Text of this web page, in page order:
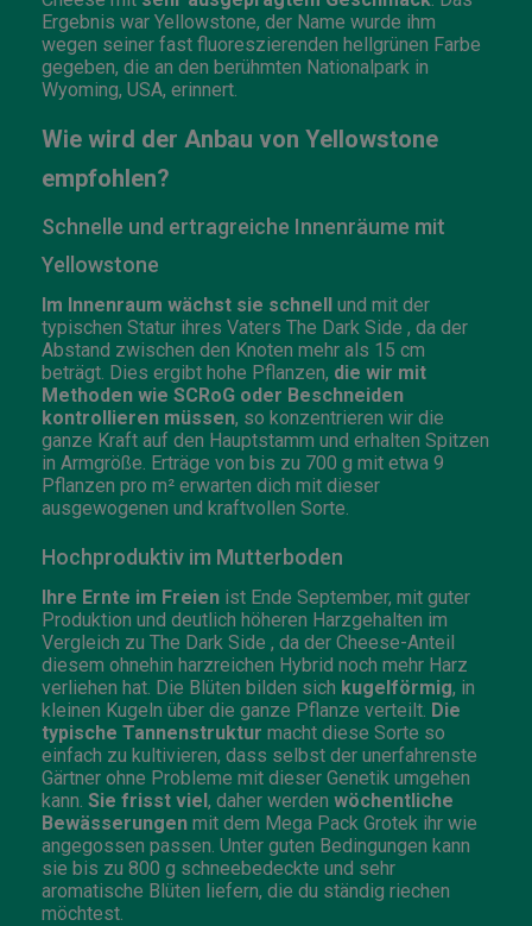
Ergebnis war Yellowstone, der Name wurde ihm
wegen seiner fast fluoreszierenden hellgrünen Farbe
gegeben, die an den berühmten Nationalpark in
Wyoming, USA, erinnert.
Wie wird der Anbau von Yellowstone
empfohlen?
Schnelle und ertragreiche Innenräume mit
Yellowstone
Im Innenraum wächst sie schnell und mit der
typischen Statur ihres Vaters The Dark Side , da der
Abstand zwischen den Knoten mehr als 15 cm
beträgt. Dies ergibt hohe Pflanzen, die wir mit
Methoden wie SCRoG oder Beschneiden
kontrollieren müssen, so konzentrieren wir die
ganze Kraft auf den Hauptstamm und erhalten Spitzen
in Armgröße. Erträge von bis zu 700 g mit etwa 9
Pflanzen pro m² erwarten dich mit dieser
ausgewogenen und kraftvollen Sorte.
Hochproduktiv im Mutterboden
Ihre Ernte im Freien ist Ende September, mit guter
Produktion und deutlich höheren Harzgehalten im
Vergleich zu The Dark Side , da der Cheese-Anteil
diesem ohnehin harzreichen Hybrid noch mehr Harz
verliehen hat. Die Blüten bilden sich kugelförmig, in
kleinen Kugeln über die ganze Pflanze verteilt. Die
typische Tannenstruktur macht diese Sorte so
einfach zu kultivieren, dass selbst der unerfahrenste
Gärtner ohne Probleme mit dieser Genetik umgehen
kann. Sie frisst viel, daher werden wöchentliche
Bewässerungen mit dem Mega Pack Grotek ihr wie
angegossen passen. Unter guten Bedingungen kann
sie bis zu 800 g schneebedeckte und sehr
aromatische Blüten liefern, die du ständig riechen
möchtest.